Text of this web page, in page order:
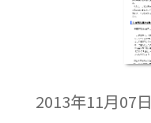
2013年11月07日